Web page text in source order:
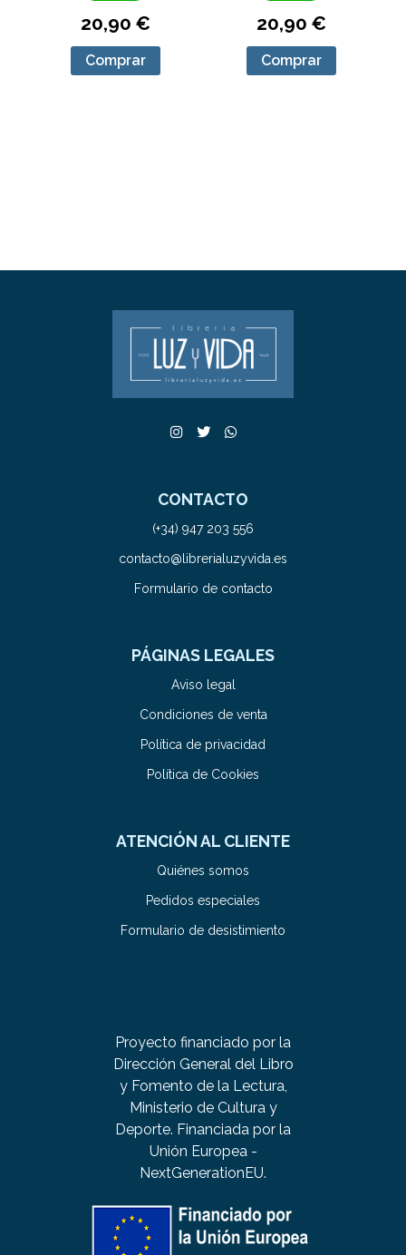
20,90 €
Comprar
20,90 €
Comprar
CONTACTO
(+34) 947 203 556
contacto@librerialuzyvida.es
Formulario de contacto
PÁGINAS LEGALES
Aviso legal
Condiciones de venta
Política de privacidad
Política de Cookies
ATENCIÓN AL CLIENTE
Quiénes somos
Pedidos especiales
Formulario de desistimiento
Proyecto financiado por la
Dirección General del Libro
y Fomento de la Lectura,
Ministerio de Cultura y
Deporte. Financiada por la
Unión Europea -
NextGenerationEU.